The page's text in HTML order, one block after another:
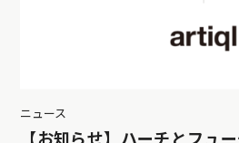
ニュース
【お知らせ】ハーチとフュ